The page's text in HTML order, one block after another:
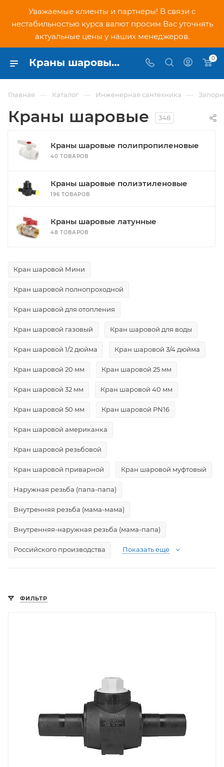
Уважаемые клиенты и партнеры! В связи с
нестабильностью курса валют просим Вас уточнять
актуальные цены у наших менеджеров.
Краны шаровые цены в Москве - купить краны шаровые с доставкой в интернет-магазине PNDtech.ru 0
Главная — Каталог — Инженерная сантехника —
Краны шаровые 348
Краны шаровые полипропиленовые
40 ТОВАРОВ
Краны шаровые полиэтиленовые
196 ТОВАРОВ
Краны шаровые латунные
48 ТОВАРОВ
Кран шаровой Мини
Кран шаровой полнопроходной
Кран шаровой для отопления
Кран шаровой газовый Кран шаровой для воды
Кран шаровой 1/2 дюйма Кран шаровой 3/4 дюйма
Кран шаровой 20 мм Кран шаровой 25 мм
Кран шаровой 32 мм Кран шаровой 40 мм
Кран шаровой 50 мм Кран шаровой PN16
Кран шаровой американка
Кран шаровой резьбовой
Кран шаровой приварной Кран шаровой муфтовый
Наружная резьба (папа-папа)
Внутренняя резьба (мама-мама)
Внутренняя-наружная резьба (мама-папа)
Российского производства Показать еще
ФИЛЬТР